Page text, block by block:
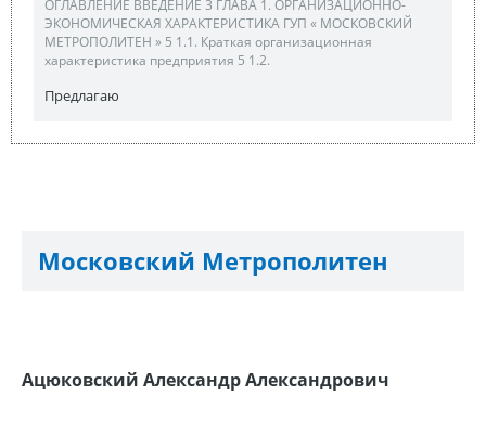
ОГЛАВЛЕНИЕ ВВЕДЕНИЕ 3 ГЛАВА 1. ОРГАНИЗАЦИОННО-
ЭКОНОМИЧЕСКАЯ ХАРАКТЕРИСТИКА ГУП « МОСКОВСКИЙ
МЕТРОПОЛИТЕН » 5 1.1. Краткая организационная
характеристика предприятия 5 1.2.
Предлагаю
Московский Метрополитен
Ацюковский Александр Александрович